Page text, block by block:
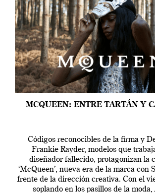
MCQUEEN: ENTRE TARTÁN Y
Códigos reconocibles de la firma y
Frankie Rayder, modelos que
diseñador fallecido, protagonizan la
‘McQueen’, nueva era de la marca con
frente de la dirección creativa. Con el
soplando en los pasillos de la